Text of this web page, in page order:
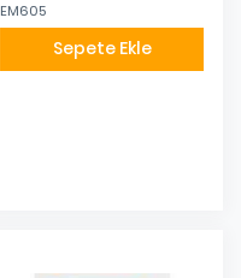
EM605
Sepete Ekle